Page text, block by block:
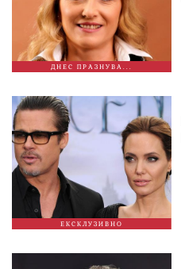
ДНЕС ПРАЗНУВА...
ЕКСКЛУЗИВНО